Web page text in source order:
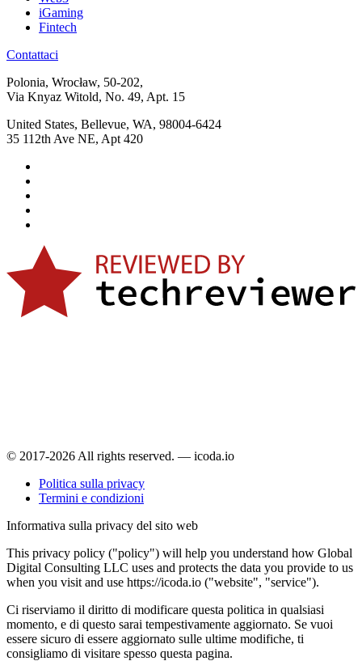
iGaming
Fintech
Contattaci
Polonia, Wrocław, 50-202,
Via Knyaz Witold, No. 49, Apt. 15
United States, Bellevue, WA, 98004-6424
35 112th Ave NE, Apt 420
© 2017-2026 All rights reserved. — icoda.io
Politica sulla privacy
Termini e condizioni
Informativa sulla privacy del sito web
This privacy policy ("policy") will help you understand how Global
Digital Consulting LLC uses and protects the data you provide to us
when you visit and use https://icoda.io ("website", "service").
Ci riserviamo il diritto di modificare questa politica in qualsiasi
momento, e di questo sarai tempestivamente aggiornato. Se vuoi
essere sicuro di essere aggiornato sulle ultime modifiche, ti
consigliamo di visitare spesso questa pagina.